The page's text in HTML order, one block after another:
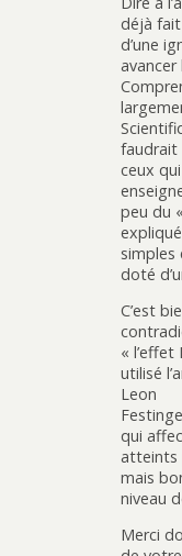
déjà fait
d’une
faudrait
ceux
peu du
simples
doté
C’est
« l’effet
utilisé
Leon
qui
atteints
mais
niveau
Merci